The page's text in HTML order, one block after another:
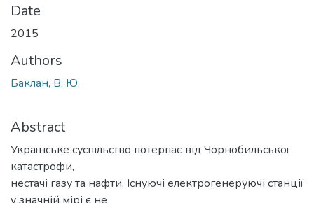
Date
2015
Authors
Баклан, В. Ю.
Abstract
Українське суспільство потерпає від Чорнобильської
катастрофи,
нестачі газу та нафти. Існуючі електрогенеруючі станції